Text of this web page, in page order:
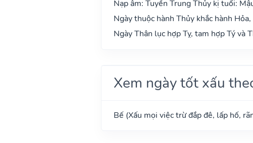
Nạp âm: Tuyền Trung Thủy kị tuổi:
Ngày thuộc hành Thủy khắc hành
Ngày Thân lục hợp Tỵ, tam hợp Tý và
Xem ngày tốt xấu
Bế (Xấu mọi việc trừ đắp đê, lấp hố,